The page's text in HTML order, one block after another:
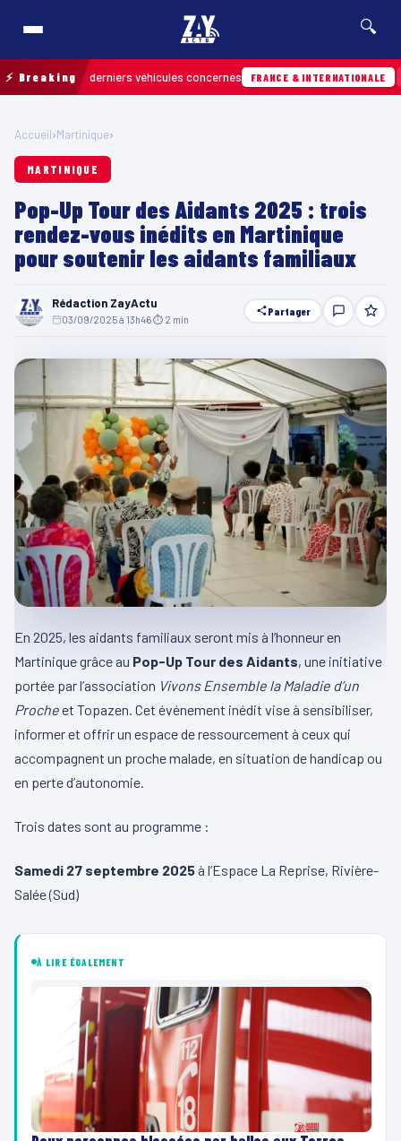
🔍
⚡ Breaking
les derniers véhicules concernés FRANCE & INTERNATIONALE Hier ·
Accueil›Martinique›
MARTINIQUE
Pop-Up Tour des Aidants 2025 : trois
rendez-vous inédits en Martinique
pour soutenir les aidants familiaux
Rédaction ZayActu
03/09/2025 à 13h46⏱ 2 min
Partager
En 2025, les aidants familiaux seront mis à l’honneur en
Martinique grâce au Pop-Up Tour des Aidants, une initiative
portée par l’association Vivons Ensemble la Maladie d’un
Procheet Topazen. Cet événement inédit vise à sensibiliser,
informer et offrir un espace de ressourcement à ceux qui
accompagnent un proche malade, en situation de handicap ou
en perte d’autonomie.
Trois dates sont au programme :
Samedi 27 septembre 2025 à l’Espace La Reprise, Rivière-
Salée (Sud)
À LIRE ÉGALEMENT